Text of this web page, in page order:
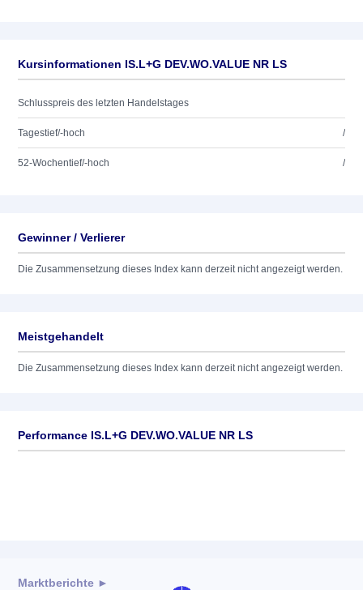
Kursinformationen IS.L+G DEV.WO.VALUE NR LS
Schlusspreis des letzten Handelstages
Tagestief/-hoch /
52-Wochentief/-hoch /
Gewinner / Verlierer
Die Zusammensetzung dieses Index kann derzeit nicht angezeigt werden.
Meistgehandelt
Die Zusammensetzung dieses Index kann derzeit nicht angezeigt werden.
Performance IS.L+G DEV.WO.VALUE NR LS
Marktberichte ►